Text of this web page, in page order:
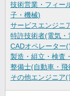
技術営業・フィー
子・機械)
サービスエンジニ
特許技術者(電気・
CADオペレーター
製造・組立・検査
整備士(自動車・飛
その他エンジニア